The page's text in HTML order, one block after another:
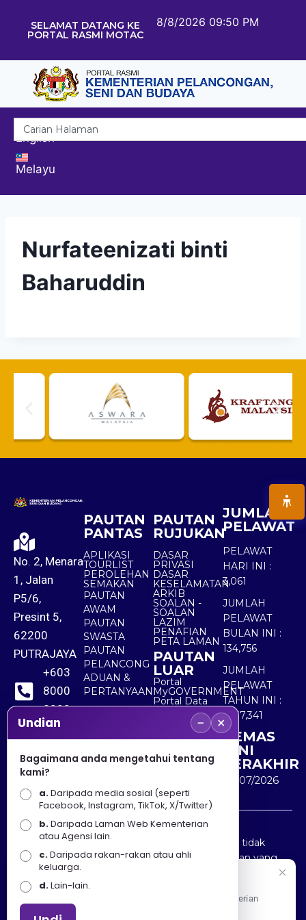
SELAMAT DATANG KE
PORTAL RASMI MOTAC
8/8/2026 09:50 PM
English
Melayu
Nurfateenizati binti
Baharuddin
No. 2, Menara
1, Jalan
P5/6,
Presint 5,
62200
PUTRAJAYA
+603
8000
8000
+603
8891
7100
PAUTAN
PANTAS
APLIKASI
TOURLIST
PEROLEHAN
SEMAKAN
PAUTAN
AWAM
PAUTAN
SWASTA
PAUTAN
PELANCONG
ADUAN &
PERTANYAAN
PAUTAN
RUJUKAN
DASAR
PRIVASI
DASAR
KESELAMATAN
ARKIB
SOALAN -
SOALAN
LAZIM
PENAFIAN
PETA LAMAN
PAUTAN
LUAR
Portal
MyGOVERNMENT
Portal Data
Terbuka
Sektor Awam
JUMLAH
PELAWAT
PELAWAT
HARI INI :
3,061
JUMLAH
PELAWAT
BULAN INI :
134,756
JUMLAH
PELAWAT
TAHUN INI :
5,537,341
KEMAS
KINI
TERAKHIR
30/07/2026
Penafian : Kerajaan Malaysia dan Kementerian
Pelancongan Seni dan Budaya (MOTAC) adalah tidak
bertanggungjawab atas kehilangan atau kerugian yang
disebabkan oleh penggunaan mana-mana maklumat
yang diperolehi dari portal ini.
Undian − ×
Bagaimana anda mengetahui tentang
kami?
a.Daripada media sosial (seperti
Facebook, Instagram, TikTok, X/Twitter)
b.Daripada Laman Web Kementerian
atau Agensi lain.
c.Daripada rakan-rakan atau ahli
keluarga.
d.Lain-lain.
Apa Khabar! Selamat datang ke Portal Rasmi Kementerian
Pelancongan, Seni dan Budaya